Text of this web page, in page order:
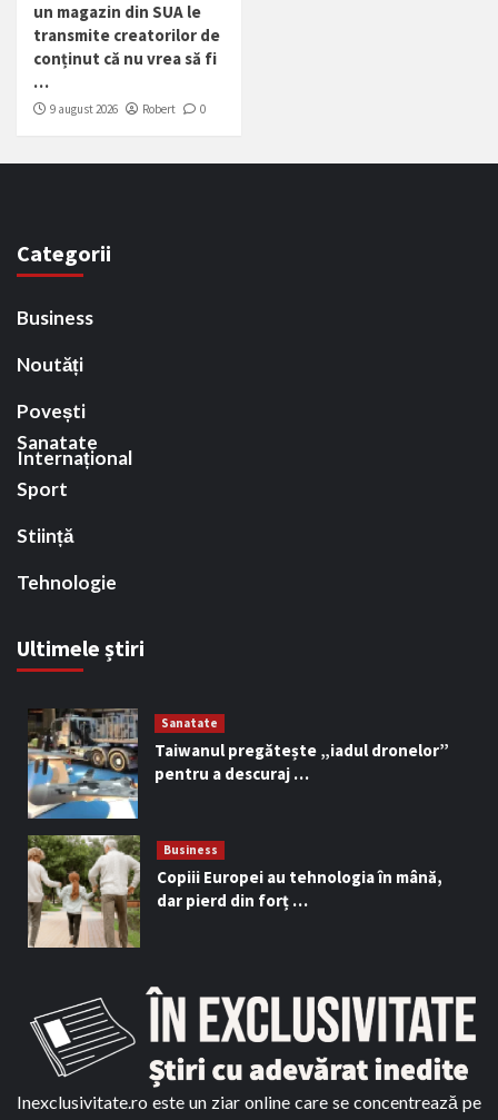
un magazin din SUA le
transmite creatorilor de
conținut că nu vrea să fi
…
9 august 2026 Robert 0
Categorii
Business
Noutăți
Povești
Internațional
Sanatate
Sport
Stiință
Tehnologie
Ultimele știri
Sanatate
Taiwanul pregătește „iadul dronelor”
pentru a descuraj …
Business
Copiii Europei au tehnologia în mână,
dar pierd din forț …
Inexclusivitate.ro este un ziar online care se concentrează pe